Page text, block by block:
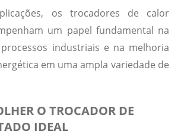
os trocadores de calor
um papel fundamental na
industriais e na melhoria
em uma ampla variedade de
O TROCADOR DE
IDEAL